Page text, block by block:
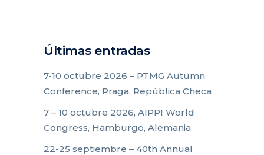
Últimas entradas
7-10 octubre 2026 – PTMG Autumn
Conference, Praga, República Checa
7 – 10 octubre 2026, AIPPI World
Congress, Hamburgo, Alemania
22-25 septiembre – 40th Annual